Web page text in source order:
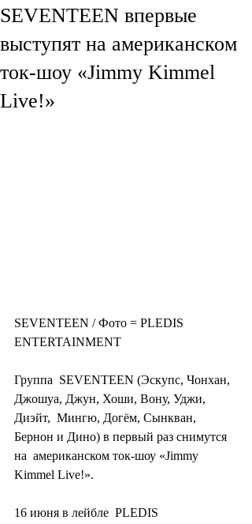
SEVENTEEN впервые
выступят на американском
ток-шоу «Jimmy Kimmel
Live!»
SEVENTEEN / Фото = PLEDIS
ENTERTAINMENT
Группа  SEVENTEEN (Эскупс, Чонхан,
Джошуа, Джун, Хоши, Вону, Уджи,
Диэйт,  Мингю, Догём, Сынкван,
Бернон и Дино) в первый раз снимутся
на  американском ток-шоу «Jimmy
Kimmel Live!».
16 июня в лейбле  PLEDIS